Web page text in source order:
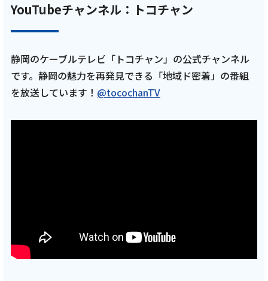
2025年11月4日
テレビ
【藤枝MYFC応援番組 一体感MYFC 第150話】
YouTubeチャンネル：トコチャン
静岡のケーブルテレビ「トコチャン」の公式チャンネル
です。静岡の魅力を再発見できる「地域ド密着」の番組
を放送しています！ @tocochanTV